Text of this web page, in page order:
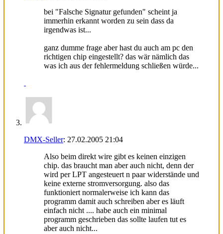
bei "Falsche Signatur gefunden" scheint ja
immerhin erkannt worden zu sein dass da
irgendwas ist...
ganz dumme frage aber hast du auch am pc den
richtigen chip eingestellt? das wär nämlich das
was ich aus der fehlermeldung schließen würde...
DMX-Seller: 27.02.2005 21:04
Also beim direkt wire gibt es keinen einzigen
chip. das braucht man aber auch nicht, denn der
wird per LPT angesteuert n paar widerstände und
keine externe stromversorgung. also das
funktioniert normalerweise ich kann das
programm damit auch schreiben aber es läuft
einfach nicht .... habe auch ein minimal
programm geschrieben das sollte laufen tut es
aber auch nicht...